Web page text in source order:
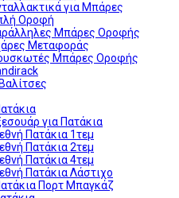
για Μπάρες
Οροφή
Μπάρες Οροφής
Μεταφοράς
Μπάρες Οροφής
για Πατάκια
Πατάκια 1τεμ
Πατάκια 2τεμ
Πατάκια 4τεμ
Πατάκια Λάστιχο
Πορτ Μπαγκάζ